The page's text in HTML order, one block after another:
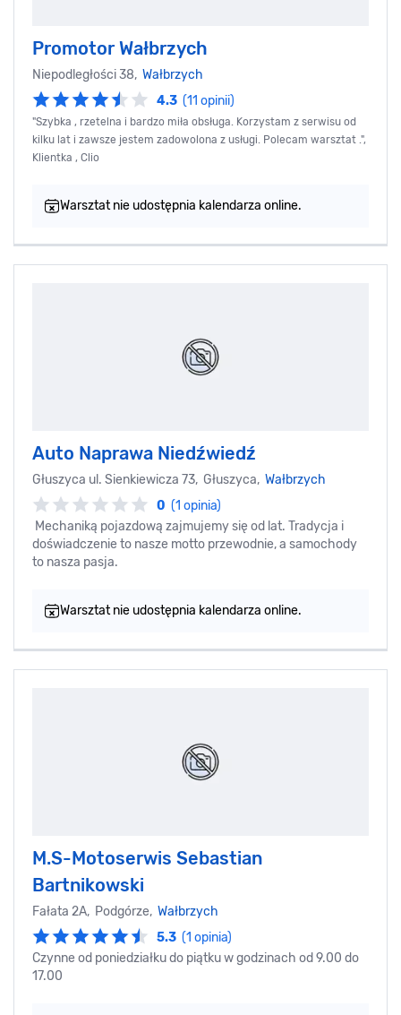
Promotor Wałbrzych
Niepodległości 38, Wałbrzych
4.3 (11 opinii)
"Szybka , rzetelna i bardzo miła obsługa. Korzystam z serwisu od
kilku lat i zawsze jestem zadowolona z usługi. Polecam warsztat .",
Klientka , Clio
Warsztat nie udostępnia kalendarza online.
Auto Naprawa Niedźwiedź
Głuszyca ul. Sienkiewicza 73, Głuszyca, Wałbrzych
0 (1 opinia)
Mechaniką pojazdową zajmujemy się od lat. Tradycja i
doświadczenie to nasze motto przewodnie, a samochody
to nasza pasja.
Warsztat nie udostępnia kalendarza online.
M.S-Motoserwis Sebastian
Bartnikowski
Fałata 2A, Podgórze, Wałbrzych
5.3 (1 opinia)
Czynne od poniedziałku do piątku w godzinach od 9.00 do
17.00